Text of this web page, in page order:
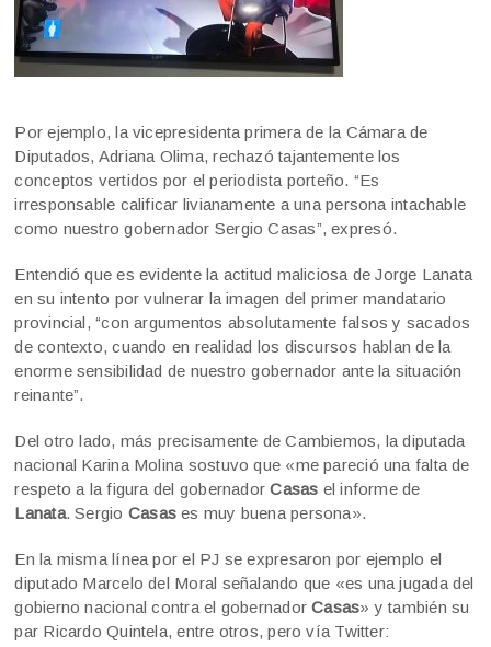
Por ejemplo, la vicepresidenta primera de la Cámara de
Diputados, Adriana Olima, rechazó tajantemente los
conceptos vertidos por el periodista porteño. “Es
irresponsable calificar livianamente a una persona intachable
como nuestro gobernador Sergio Casas”, expresó.
Entendió que es evidente la actitud maliciosa de Jorge Lanata
en su intento por vulnerar la imagen del primer mandatario
provincial, “con argumentos absolutamente falsos y sacados
de contexto, cuando en realidad los discursos hablan de la
enorme sensibilidad de nuestro gobernador ante la situación
reinante”.
Del otro lado, más precisamente de Cambiemos, la diputada
nacional Karina Molina sostuvo que «me pareció una falta de
respeto a la figura del gobernadorCasas el informe de
Lanata. Sergio Casases muy buena persona».
En la misma línea por el PJ se expresaron por ejemplo el
diputado Marcelo del Moral señalando que «es una jugada del
gobierno nacional contra el gobernadorCasas» y también su
par Ricardo Quintela, entre otros, pero vía Twitter: